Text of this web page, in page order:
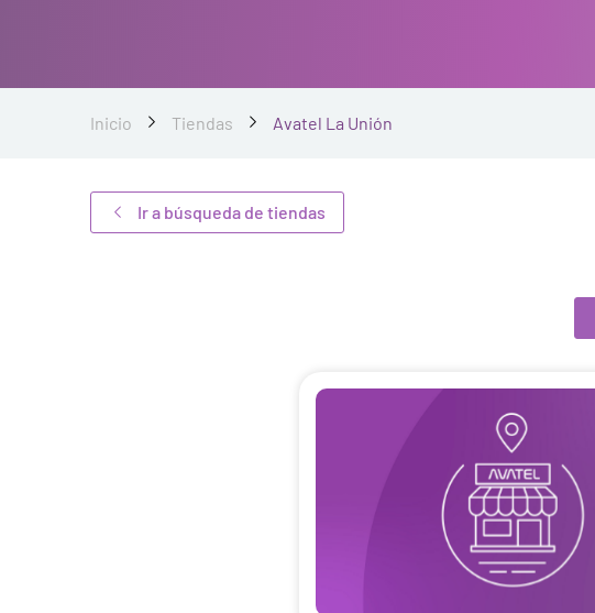
Inicio Tiendas Avatel La Unión
Ir a búsqueda de tiendas